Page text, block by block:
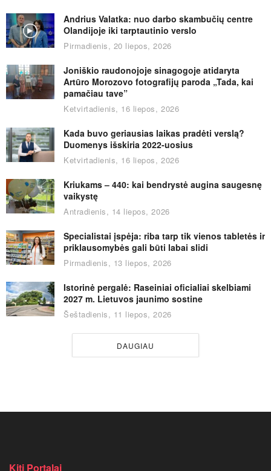
Andrius Valatka: nuo darbo skambučių centre
Olandijoje iki tarptautinio verslo
Pirmadienis, 20 liepos, 2026
Joniškio raudonojoje sinagogoje atidaryta
Artūro Morozovo fotografijų paroda „Tada, kai
pamačiau tave”
Ketvirtadienis, 16 liepos, 2026
Kada buvo geriausias laikas pradėti verslą?
Duomenys išskiria 2022-uosius
Ketvirtadienis, 16 liepos, 2026
Kriukams – 440: kai bendrystė augina saugesnę
vaikystę
Antradienis, 14 liepos, 2026
Specialistai įspėja: riba tarp tik vienos tabletės ir
priklausomybės gali būti labai slidi
Pirmadienis, 13 liepos, 2026
Istorinė pergalė: Raseiniai oficialiai skelbiami
2027 m. Lietuvos jaunimo sostine
Šeštadienis, 11 liepos, 2026
DAUGIAU
Kiti Portalai